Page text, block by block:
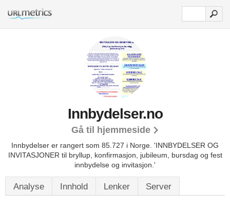
Innbydelser.no
Gå til hjemmeside
Innbydelser er rangert som 85.727 i Norge. 'INNBYDELSER OG
INVITASJONER til bryllup, konfirmasjon, jubileum, bursdag og fest
innbydelse og invitasjon.'
Analyse Innhold Lenker Server